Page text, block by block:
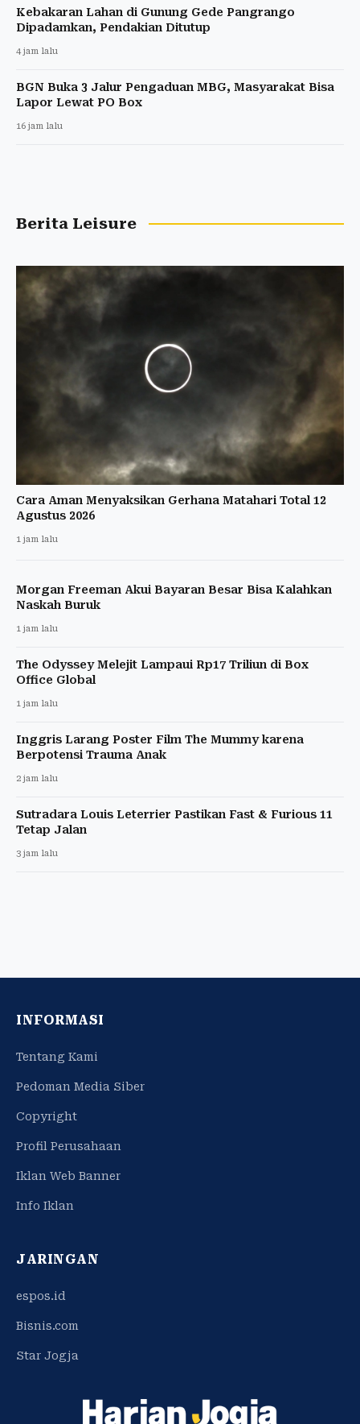
Kebakaran Lahan di Gunung Gede Pangrango
Dipadamkan, Pendakian Ditutup
4 jam lalu
BGN Buka 3 Jalur Pengaduan MBG, Masyarakat Bisa
Lapor Lewat PO Box
16 jam lalu
Berita Leisure
Cara Aman Menyaksikan Gerhana Matahari Total 12
Agustus 2026
1 jam lalu
Morgan Freeman Akui Bayaran Besar Bisa Kalahkan
Naskah Buruk
1 jam lalu
The Odyssey Melejit Lampaui Rp17 Triliun di Box
Office Global
1 jam lalu
Inggris Larang Poster Film The Mummy karena
Berpotensi Trauma Anak
2 jam lalu
Sutradara Louis Leterrier Pastikan Fast & Furious 11
Tetap Jalan
3 jam lalu
INFORMASI
Tentang Kami
Pedoman Media Siber
Copyright
Profil Perusahaan
Iklan Web Banner
Info Iklan
JARINGAN
espos.id
Bisnis.com
Star Jogja